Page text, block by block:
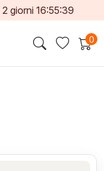
2 giorni 16:55:39
0